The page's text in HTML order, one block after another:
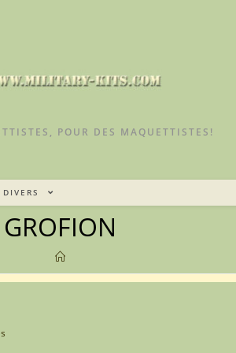
POUR DES MAQUETTISTES!
DIVERS
GROFION